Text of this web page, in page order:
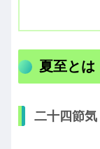
夏至とは
二十四節気